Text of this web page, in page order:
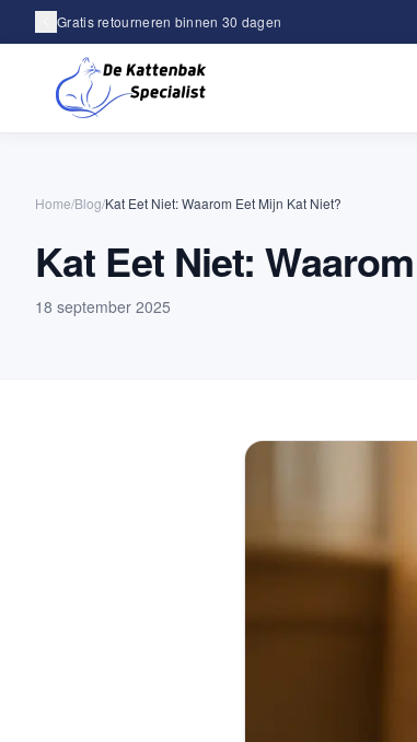
Gratis retourneren binnen 30 dagen
Achteraf betalen met Klarna
Home/Blog/Kat Eet Niet: Waarom Eet Mijn Kat Niet?
Kat Eet Niet:
18 september 2025